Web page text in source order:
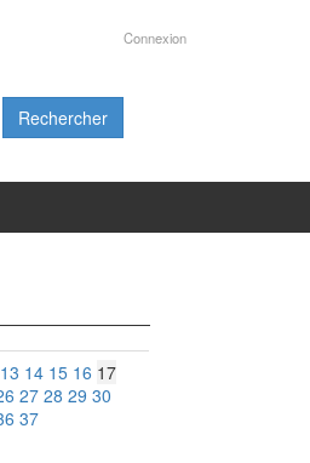
Connexion
13 14 15 16 17
27 28 29 30
37